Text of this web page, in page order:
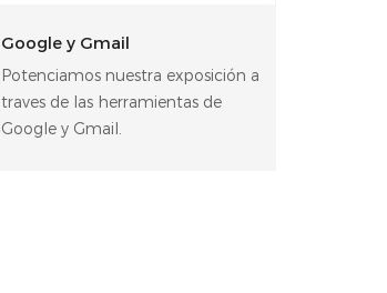
Google y Gmail
Potenciamos nuestra exposición a
traves de las herramientas de
Google y Gmail.